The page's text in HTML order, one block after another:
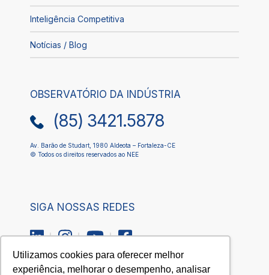
Utilizamos cookies para oferecer melhor
experiência, melhorar o desempenho, analisar
Inteligência Competitiva
Notícias / Blog
OBSERVATÓRIO DA INDÚSTRIA
(85) 3421.5878
Av. Barão de Studart, 1980 Aldeota – Fortaleza-CE
© Todos os direitos reservados ao NEE
SIGA NOSSAS REDES